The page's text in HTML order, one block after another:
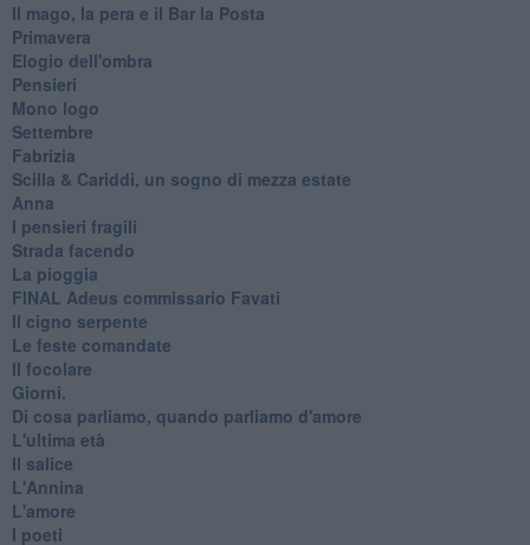
Il mago, la pera e il Bar la Posta
Primavera
Elogio dell'ombra
Pensieri
Mono logo
Settembre
Fabrizia
​Scilla & Cariddi, un sogno di mezza estate
Anna
I pensieri fragili
Strada facendo
La pioggia
FINAL Adeus commissario Favati
Il cigno serpente
Le feste comandate
Il focolare
Giorni.
Di cosa parliamo, quando parliamo d'amore
L'ultima età
Il salice
L'Annina
L'amore
I poeti